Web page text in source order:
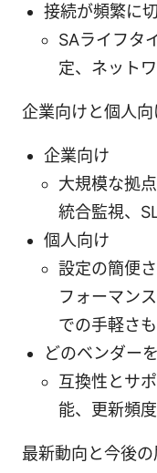
接続が頻繁に
SAライフタ
定、ネット
企業向けと個人
企業向け
大規模な拠
統合監視、
個人向け
設定の簡便
フォーマン
での手軽さも
どのベンダー
互換性とサ
能、更新頻
最新動向と今後の